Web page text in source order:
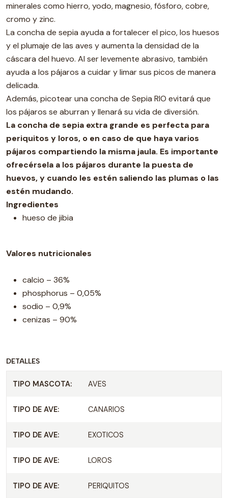
minerales como hierro, yodo, magnesio, fósforo, cobre,
cromo y zinc.
La concha de sepia ayuda a fortalecer el pico, los huesos
y el plumaje de las aves y aumenta la densidad de la
cáscara del huevo. Al ser levemente abrasivo, también
ayuda a los pájaros a cuidar y limar sus picos de manera
delicada.
Además, picotear una concha de Sepia RIO evitará que
los pájaros se aburran y llenará su vida de diversión.
La concha de sepia extra grande es perfecta para
periquitos y loros, o en caso de que haya varios
pájaros compartiendo la misma jaula. Es importante
ofrecérsela a los pájaros durante la puesta de
huevos, y cuando les estén saliendo las plumas o las
estén mudando.
Ingredientes
hueso de jibia
Valores nutricionales
calcio – 36%
phosphorus – 0,05%
sodio – 0,9%
cenizas – 90%
DETALLES
TIPO MASCOTA: AVES
TIPO DE AVE: CANARIOS
TIPO DE AVE: EXOTICOS
TIPO DE AVE: LOROS
TIPO DE AVE: PERIQUITOS